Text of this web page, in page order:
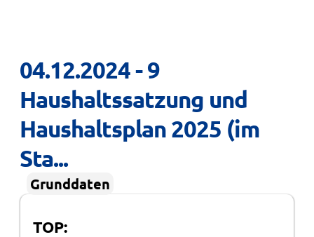
04.12.2024 - 9
Haushaltssatzung und
Haushaltsplan 2025 (im
Sta...
Grunddaten
TOP: